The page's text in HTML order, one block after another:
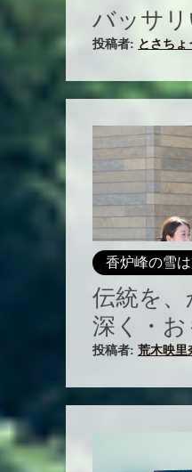
バッサリ
投稿者: とさちょ
香炉峰の雪
伝統を、
深く・
投稿者: 荒木映里